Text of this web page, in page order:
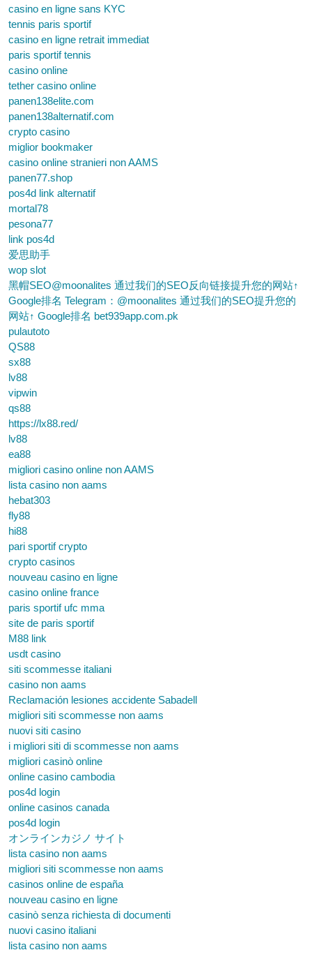
casino en ligne sans KYC
tennis paris sportif
casino en ligne retrait immediat
paris sportif tennis
casino online
tether casino online
panen138elite.com
panen138alternatif.com
crypto casino
miglior bookmaker
casino online stranieri non AAMS
panen77.shop
pos4d link alternatif
mortal78
pesona77
link pos4d
爱思助手
wop slot
黑帽SEO@moonalites 通过我们的SEO反向链接提升您的网站↑
Google排名 Telegram：@moonalites 通过我们的SEO提升您的
网站↑ Google排名 bet939app.com.pk
pulautoto
QS88
sx88
lv88
vipwin
qs88
https://lx88.red/
lv88
ea88
migliori casino online non AAMS
lista casino non aams
hebat303
fly88
hi88
pari sportif crypto
crypto casinos
nouveau casino en ligne
casino online france
paris sportif ufc mma
site de paris sportif
M88 link
usdt casino
siti scommesse italiani
casino non aams
Reclamación lesiones accidente Sabadell
migliori siti scommesse non aams
nuovi siti casino
i migliori siti di scommesse non aams
migliori casinò online
online casino cambodia
pos4d login
online casinos canada
pos4d login
オンラインカジノ サイト
lista casino non aams
migliori siti scommesse non aams
casinos online de españa
nouveau casino en ligne
casinò senza richiesta di documenti
nuovi casino italiani
lista casino non aams